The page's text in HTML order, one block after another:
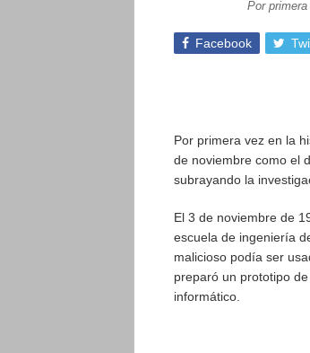
Por
Facebook
Por primera vez en la
de noviembre como el
subrayando la
El 3 de noviembre de
escuela de ingeniería
malicioso podía ser
preparó un prototipo
informático.